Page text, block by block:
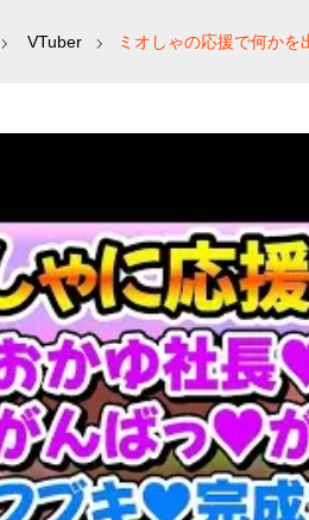
VTuber ミオしゃの応援で何か